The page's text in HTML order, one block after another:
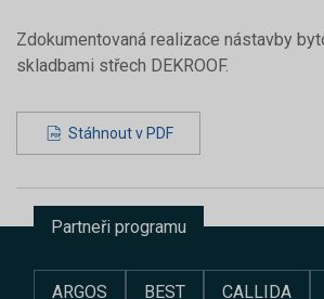
Zdokumentovaná realizace nástavby
skladbami střech DEKROOF.
Stáhnout v PDF
Partneři programu
ARGOS BEST CALLIDA